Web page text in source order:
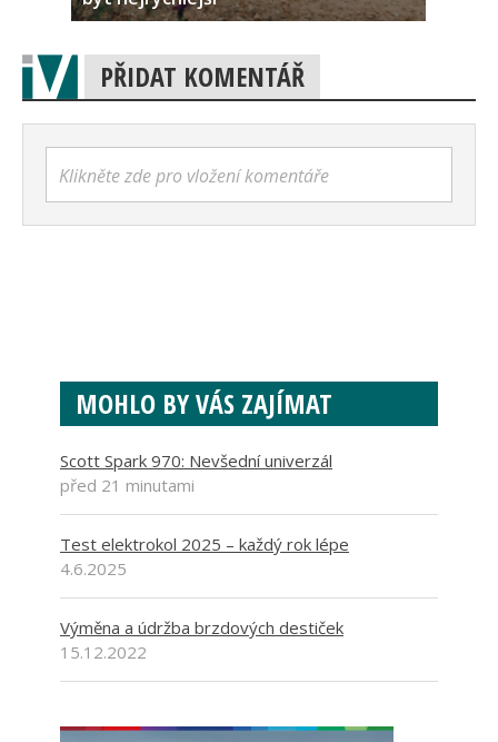
PŘIDAT KOMENTÁŘ
Klikněte zde pro vložení komentáře
MOHLO BY VÁS ZAJÍMAT
Scott Spark 970: Nevšední univerzál
před 21 minutami
Test elektrokol 2025 – každý rok lépe
4.6.2025
Výměna a údržba brzdových destiček
15.12.2022